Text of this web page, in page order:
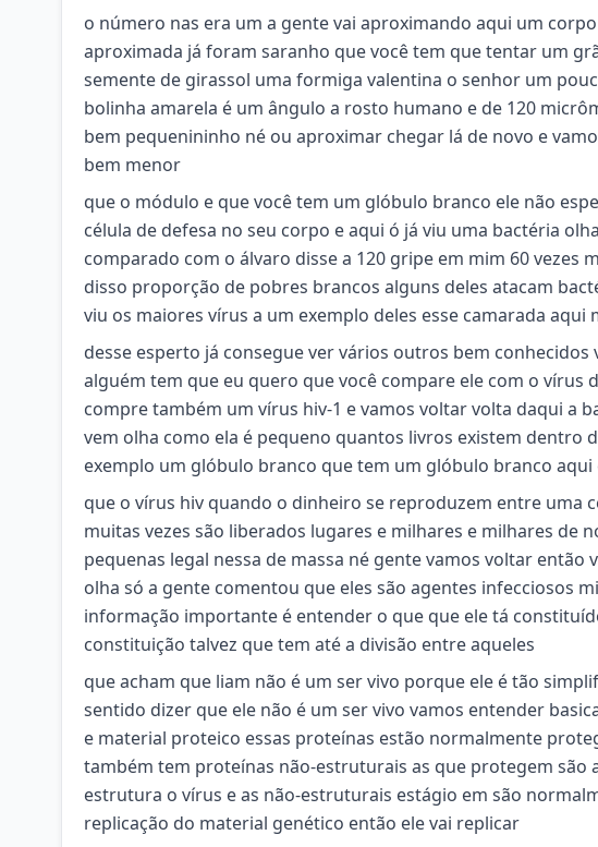
o número nas era um a gente vai aproximando aqui um
aproximada já foram saranho que você tem que tentar um
semente de girassol uma formiga valentina o senhor um
bolinha amarela é um ângulo a rosto humano e de 120
bem pequenininho né ou aproximar chegar lá de novo e
bem menor
que o módulo e que você tem um glóbulo branco ele não
célula de defesa no seu corpo e aqui ó já viu uma bactéria
comparado com o álvaro disse a 120 gripe em mim 60
disso proporção de pobres brancos alguns deles atacam
viu os maiores vírus a um exemplo deles esse camarada
desse esperto já consegue ver vários outros bem
alguém tem que eu quero que você compare ele com o vírus
compre também um vírus hiv-1 e vamos voltar volta daqui a
vem olha como ela é pequeno quantos livros existem dentro
exemplo um glóbulo branco que tem um glóbulo branco
que o vírus hiv quando o dinheiro se reproduzem entre uma
muitas vezes são liberados lugares e milhares e milhares de
pequenas legal nessa de massa né gente vamos voltar
olha só a gente comentou que eles são agentes infecciosos
informação importante é entender o que que ele tá
constituição talvez que tem até a divisão entre aqueles
que acham que liam não é um ser vivo porque ele é tão
sentido dizer que ele não é um ser vivo vamos entender
e material proteico essas proteínas estão normalmente
também tem proteínas não-estruturais as que protegem
estrutura o vírus e as não-estruturais estágio em são
replicação do material genético então ele vai replicar